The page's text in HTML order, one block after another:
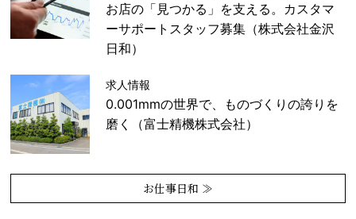
お店の「見つかる」を支える。カスタマ
ーサポートスタッフ募集（株式会社金沢
日和）
求人情報
0.001mmの世界で、ものづくりの誇りを
磨く（富士精機株式会社）
お仕事日和 ≫